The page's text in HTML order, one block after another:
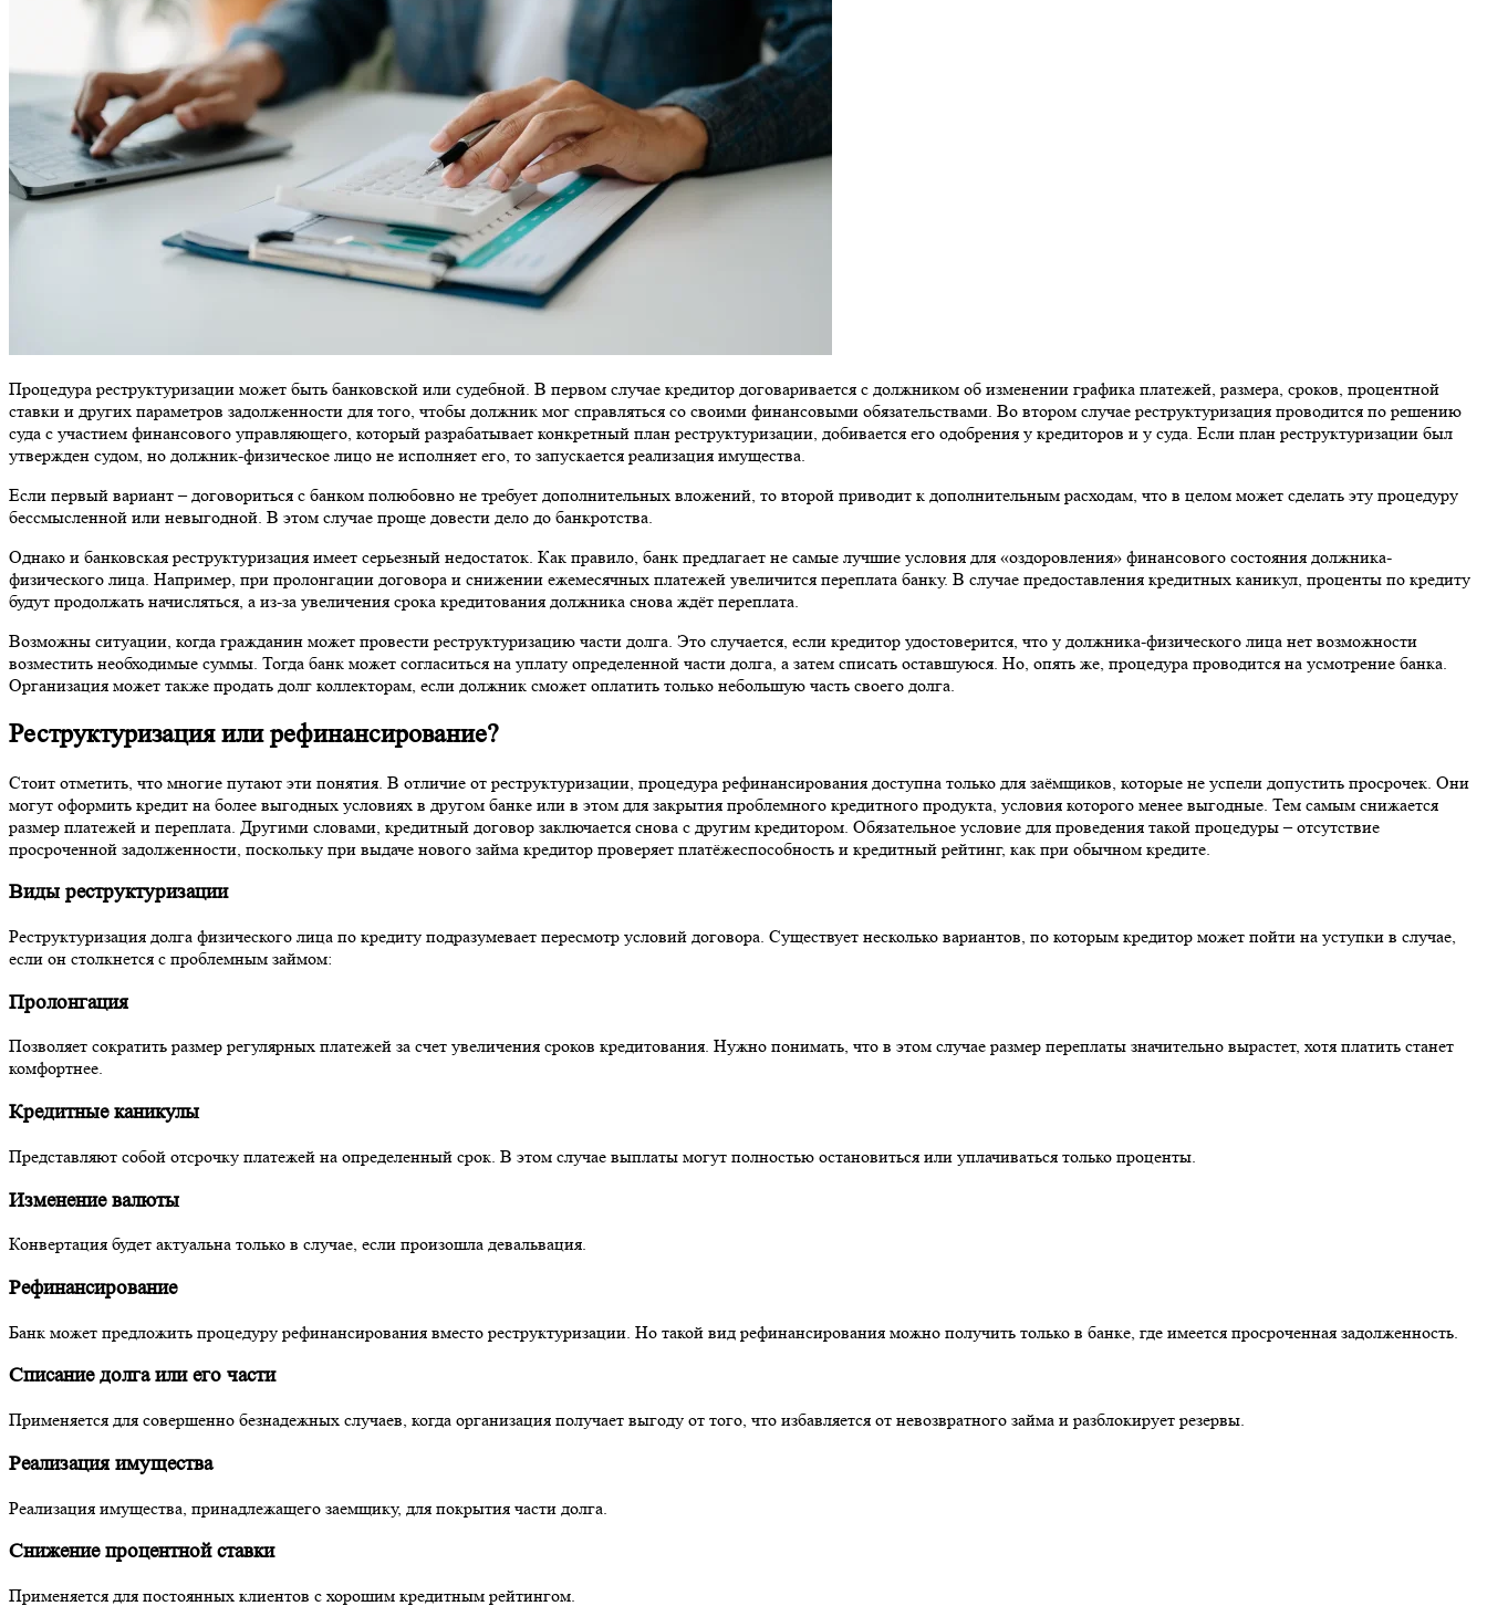
Процедура реструктуризации может быть банковской или судебной. В первом случае кредитор договаривается с должником об изменении графика платежей, размера, сроков, процентной
ставки и других параметров задолженности для того, чтобы должник мог справляться со своими финансовыми обязательствами. Во втором случае реструктуризация проводится по решению
суда с участием финансового управляющего, который разрабатывает конкретный план реструктуризации, добивается его одобрения у кредиторов и у суда. Если план реструктуризации был
утвержден судом, но должник-физическое лицо не исполняет его, то запускается реализация имущества.
Если первый вариант – договориться с банком полюбовно не требует дополнительных вложений, то второй приводит к дополнительным расходам, что в целом может сделать эту процедуру
бессмысленной или невыгодной. В этом случае проще довести дело до банкротства.
Однако и банковская реструктуризация имеет серьезный недостаток. Как правило, банк предлагает не самые лучшие условия для «оздоровления» финансового состояния должника-
физического лица. Например, при пролонгации договора и снижении ежемесячных платежей увеличится переплата банку. В случае предоставления кредитных каникул, проценты по кредиту
будут продолжать начисляться, а из-за увеличения срока кредитования должника снова ждёт переплата.
Возможны ситуации, когда гражданин может провести реструктуризацию части долга. Это случается, если кредитор удостоверится, что у должника-физического лица нет возможности
возместить необходимые суммы. Тогда банк может согласиться на уплату определенной части долга, а затем списать оставшуюся. Но, опять же, процедура проводится на усмотрение банка.
Организация может также продать долг коллекторам, если должник сможет оплатить только небольшую часть своего долга.
Реструктуризация или рефинансирование?
Стоит отметить, что многие путают эти понятия. В отличие от реструктуризации, процедура рефинансирования доступна только для заёмщиков, которые не успели допустить просрочек. Они
могут оформить кредит на более выгодных условиях в другом банке или в этом для закрытия проблемного кредитного продукта, условия которого менее выгодные. Тем самым снижается
размер платежей и переплата. Другими словами, кредитный договор заключается снова с другим кредитором. Обязательное условие для проведения такой процедуры – отсутствие
просроченной задолженности, поскольку при выдаче нового займа кредитор проверяет платёжеспособность и кредитный рейтинг, как при обычном кредите.
Виды реструктуризации
Реструктуризация долга физического лица по кредиту подразумевает пересмотр условий договора. Существует несколько вариантов, по которым кредитор может пойти на уступки в случае,
если он столкнется с проблемным займом:
Пролонгация
Позволяет сократить размер регулярных платежей за счет увеличения сроков кредитования. Нужно понимать, что в этом случае размер переплаты значительно вырастет, хотя платить станет
комфортнее.
Кредитные каникулы
Представляют собой отсрочку платежей на определенный срок. В этом случае выплаты могут полностью остановиться или уплачиваться только проценты.
Изменение валюты
Конвертация будет актуальна только в случае, если произошла девальвация.
Рефинансирование
Банк может предложить процедуру рефинансирования вместо реструктуризации. Но такой вид рефинансирования можно получить только в банке, где имеется просроченная задолженность.
Списание долга или его части
Применяется для совершенно безнадежных случаев, когда организация получает выгоду от того, что избавляется от невозвратного займа и разблокирует резервы.
Реализация имущества
Реализация имущества, принадлежащего заемщику, для покрытия части долга.
Снижение процентной ставки
Применяется для постоянных клиентов с хорошим кредитным рейтингом.